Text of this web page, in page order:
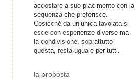
accostare a suo piacimento con la
sequenza che preferisce.
Cosicché da un’unica tavolata si
esce con esperienze diverse ma
la condivisione, soprattutto
questa, resta uguale per tutti.
la proposta